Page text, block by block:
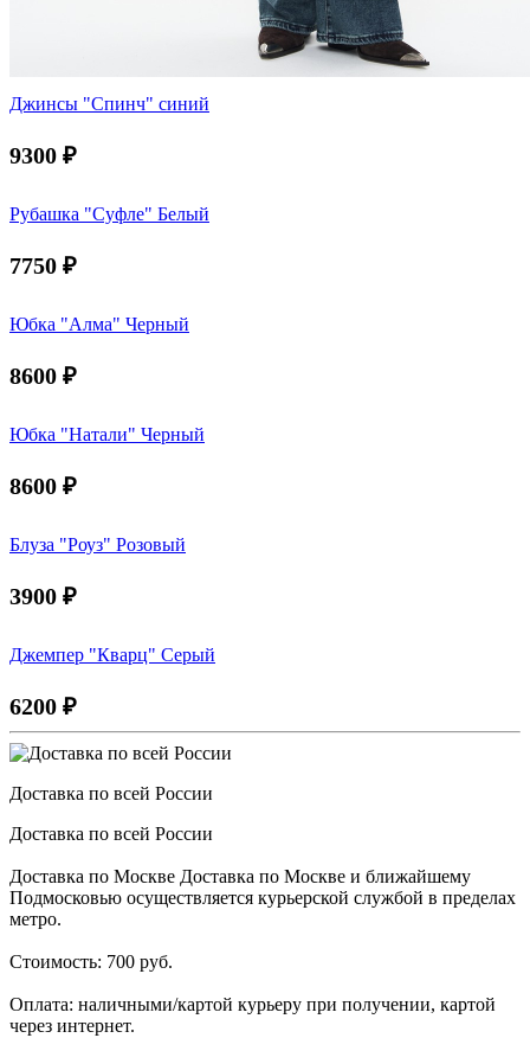
Джинсы "Спинч" синий
9300 ₽
Рубашка "Суфле" Белый
7750 ₽
Юбка "Алма" Черный
8600 ₽
Юбка "Натали" Черный
8600 ₽
Блуза "Роуз" Розовый
3900 ₽
Джемпер "Кварц" Серый
6200 ₽
Доставка по всей России
Доставка по всей России
Доставка по Москве Доставка по Москве и ближайшему
Подмосковью осуществляется курьерской службой в пределах
метро.
Стоимость: 700 руб.
Оплата: наличными/картой курьеру при получении, картой
через интернет.